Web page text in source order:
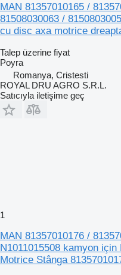
MAN 81357010165 /
81508030063 /
cu disc axa motrice
Talep üzerine fiyat
Poyra
Romanya, Cristesti
ROYAL DRU AGRO S.R.L.
Satıcıyla iletişime geç
1
MAN 81357010176 /
N1011015508 kamyon
Motrice Stânga